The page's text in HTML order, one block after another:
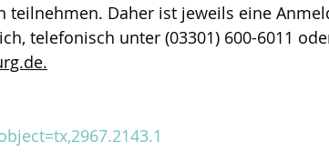
teilnehmen. Daher ist jeweils eine
telefonisch unter (03301) 600-6011